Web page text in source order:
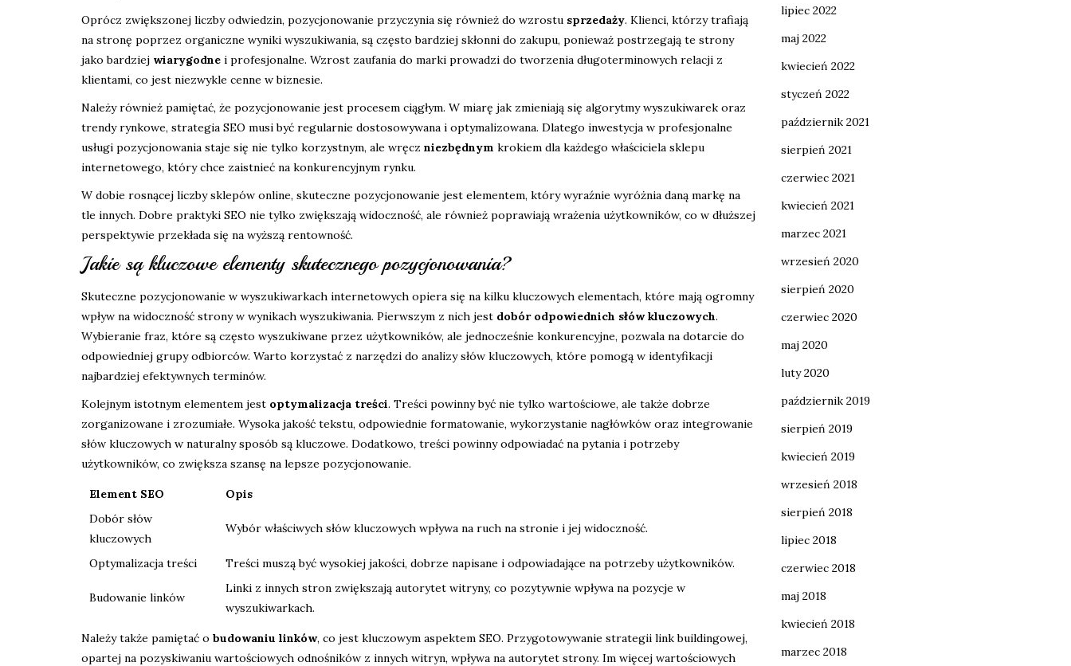
Oprócz zwiększonej liczby odwiedzin, pozycjonowanie przyczynia się również do wzrostu sprzedaży. Klienci, którzy trafiają
na stronę poprzez organiczne wyniki wyszukiwania, są często bardziej skłonni do zakupu, ponieważ postrzegają te strony
jako bardziej wiarygodne i profesjonalne. Wzrost zaufania do marki prowadzi do tworzenia długoterminowych relacji z
klientami, co jest niezwykle cenne w biznesie.
Należy również pamiętać, że pozycjonowanie jest procesem ciągłym. W miarę jak zmieniają się algorytmy wyszukiwarek oraz
trendy rynkowe, strategia SEO musi być regularnie dostosowywana i optymalizowana. Dlatego inwestycja w profesjonalne
usługi pozycjonowania staje się nie tylko korzystnym, ale wręcz niezbędnym krokiem dla każdego właściciela sklepu
internetowego, który chce zaistnieć na konkurencyjnym rynku.
W dobie rosnącej liczby sklepów online, skuteczne pozycjonowanie jest elementem, który wyraźnie wyróżnia daną markę na
tle innych. Dobre praktyki SEO nie tylko zwiększają widoczność, ale również poprawiają wrażenia użytkowników, co w dłuższej
perspektywie przekłada się na wyższą rentowność.
Jakie są kluczowe elementy skutecznego pozycjonowania?
Skuteczne pozycjonowanie w wyszukiwarkach internetowych opiera się na kilku kluczowych elementach, które mają ogromny
wpływ na widoczność strony w wynikach wyszukiwania. Pierwszym z nich jest dobór odpowiednich słów kluczowych.
Wybieranie fraz, które są często wyszukiwane przez użytkowników, ale jednocześnie konkurencyjne, pozwala na dotarcie do
odpowiedniej grupy odbiorców. Warto korzystać z narzędzi do analizy słów kluczowych, które pomogą w identyfikacji
najbardziej efektywnych terminów.
Kolejnym istotnym elementem jest optymalizacja treści. Treści powinny być nie tylko wartościowe, ale także dobrze
zorganizowane i zrozumiałe. Wysoka jakość tekstu, odpowiednie formatowanie, wykorzystanie nagłówków oraz integrowanie
słów kluczowych w naturalny sposób są kluczowe. Dodatkowo, treści powinny odpowiadać na pytania i potrzeby
użytkowników, co zwiększa szansę na lepsze pozycjonowanie.
Element SEO
Opis
Dobór słów
kluczowych
Wybór właściwych słów kluczowych wpływa na ruch na stronie i jej widoczność.
Optymalizacja treści Treści muszą być wysokiej jakości, dobrze napisane i odpowiadające na potrzeby użytkowników.
Budowanie linków
Linki z innych stron zwiększają autorytet witryny, co pozytywnie wpływa na pozycje w
wyszukiwarkach.
Należy także pamiętać o budowaniu linków, co jest kluczowym aspektem SEO. Przygotowywanie strategii link buildingowej,
opartej na pozyskiwaniu wartościowych odnośników z innych witryn, wpływa na autorytet strony. Im więcej wartościowych
lipiec 2022
maj 2022
kwiecień 2022
styczeń 2022
październik 2021
sierpień 2021
czerwiec 2021
kwiecień 2021
marzec 2021
wrzesień 2020
sierpień 2020
czerwiec 2020
maj 2020
luty 2020
październik 2019
sierpień 2019
kwiecień 2019
wrzesień 2018
sierpień 2018
lipiec 2018
czerwiec 2018
maj 2018
kwiecień 2018
marzec 2018